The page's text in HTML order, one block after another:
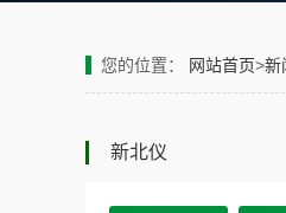
您的位置： 网站首页>新
新北仪